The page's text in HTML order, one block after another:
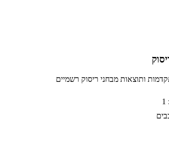
ותוצאות מבחני ריסוק רשמיים
1